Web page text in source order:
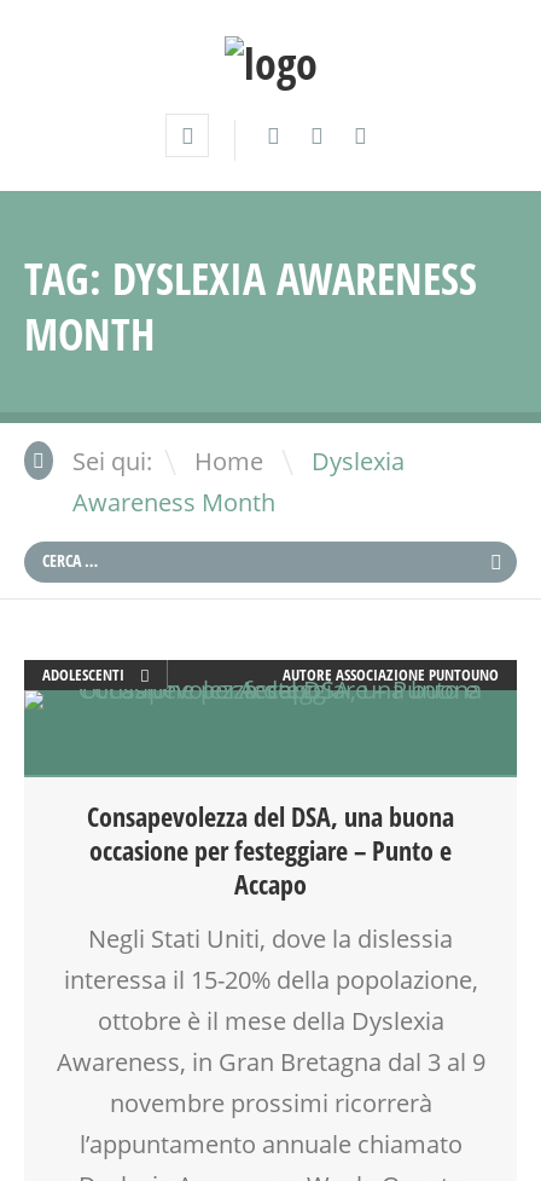
TAG: DYSLEXIA AWARENESS
MONTH
Sei qui: Home \
Dyslexia
Awareness Month
ADOLESCENTI
ADULTI
FAMIGLIA
GENITORE
MAMME
MOOD BOX
PSICOLOGIA
SALUTE
VIA FARUFFINI
AUTORE ASSOCIAZIONE PUNTOUNO
Consapevolezza del DSA, una buona
occasione per festeggiare – Punto e
Accapo
Negli Stati Uniti, dove la dislessia
interessa il 15-20% della popolazione,
ottobre è il mese della Dyslexia
Awareness, in Gran Bretagna dal 3 al 9
novembre prossimi ricorrerà
l’appuntamento annuale chiamato